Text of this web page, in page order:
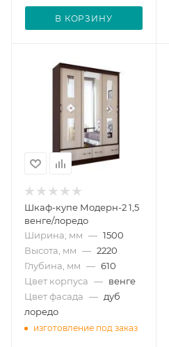
В КОРЗИНУ
Шкаф-купе Модерн-2 1,5
венге/лоредо
Ширина, мм — 1500
Высота, мм — 2220
Глубина, мм — 610
Цвет корпуса — венге
Цвет фасада — дуб
лоредо
изготовление под заказ